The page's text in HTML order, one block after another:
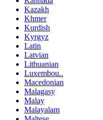
Kazakh
Khmer
Kurdish
Kyrgyz
Latin
Latvian
Lithuanian
Luxembou..
Macedonian
Malagasy
Malay
Malayalam